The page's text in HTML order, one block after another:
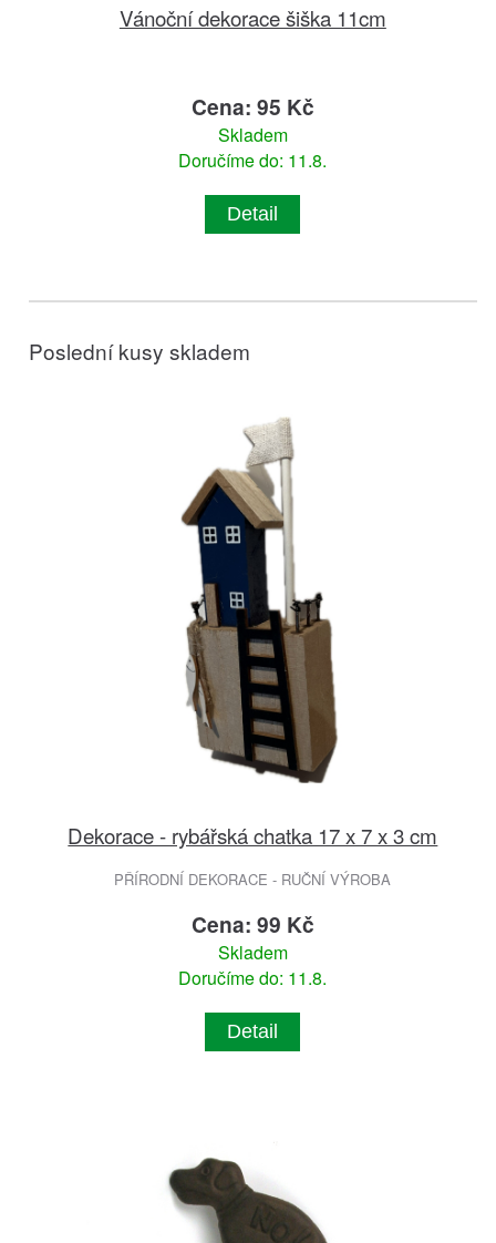
Vánoční dekorace šiška 11cm
Cena: 95 Kč
Skladem
Doručíme do: 11.8.
Detail
Poslední kusy skladem
Dekorace - rybářská chatka 17 x 7 x 3 cm
PŘÍRODNÍ DEKORACE - RUČNÍ VÝROBA
Cena: 99 Kč
Skladem
Doručíme do: 11.8.
Detail